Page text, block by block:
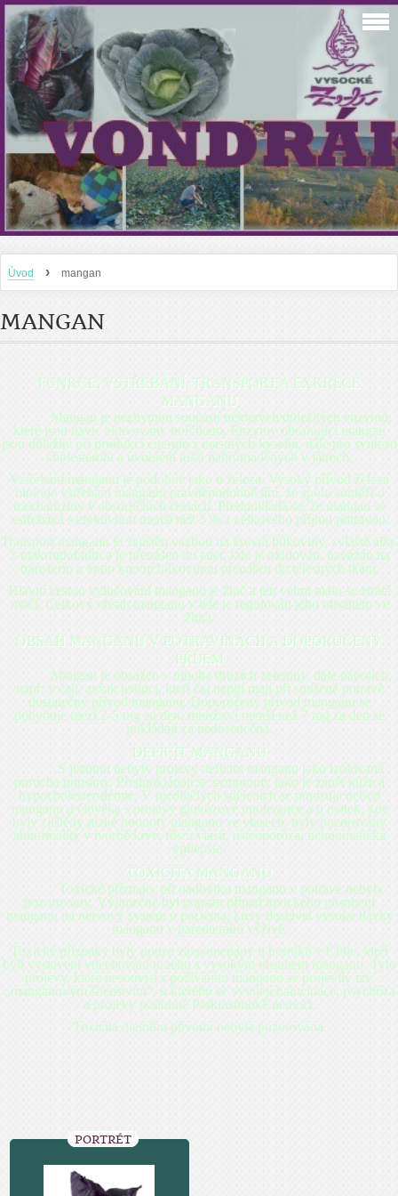
Úvod › mangan
MANGAN
FUNKCE, VSTŘEBÁNÍ, TRANSPORT A EXKRECE
MANGANU
Mangan je nezbytnou součástí některých důležitých enzymů,
které jsou navíc aktivovány hořčíkem. Enzymy obsahující mangan
jsou důležité při produkci energie z mastných kyselin, dále pro syntézu
cholesterolu a uvolnění tuků nahromaděných v játrech.
Vstřebání manganu je podobné jako u železa. Vysoký přívod železa
blokuje vstřebání manganu pravděpodobně tím, že spolu soutěží o
mechanizmy v absorpčních cestách. Předpokládá se, že mangan se
vstřebává s efektivitou menší než 5 % z celkového příjmu potravou.
Transport manganu je zajištěn vazbou na krevní bílkoviny, zvláště alfa-
2-makroglobulin a je přenášen do jater, kde je oxidován, navázán na
transferin a touto krevní bílkovinou přenášen do tělesných tkání.
Hlavní cestou vylučování manganu je žluč a jen velmi málo se ztrácí
močí. Celkový obsah manganu v těle je regulován jeho obsahem ve
žluči.
OBSAH MANGANU V POTRAVINÁCH A DOPORUČENÝ
PŘÍJEM
Mangan je obsažen v mnoha druzích zeleniny, dále nápojích,
např. v čaji, avšak jedinci, kteří čaj nepijí mají při smíšené potravě
dostatečný přívod manganu. Doporučený přívod manganu se
pohybuje mezi 2-5 mg za den, množství menší než 7 mg za den se
pokládají za nedostatečná.
DEFICIT MANGANU
S jistotou nebyly projevy deficitu manganu jako izolovaná
porucha popsány. Předpokládají se symptomy jako je zánět kůže a
hypocholesterolémie. V ojedinělých sděleních se popisuje deficit
manganu u člověka s projevy glukózové intolerance a u matek, kde
byly zjištěny nízké hodnoty manganu ve vlasech, byly pozorovány
abnormality v tvorbě krve, růstu vlasů, osteoporóza, netraumatická
epilepsie.
TOXICITA MANGANU
Toxické příznaky při nadbytku manganu v potravě nebyly
pozorovány. Výjimečně byl popsán případ toxického působení
manganu na nervový systém u pacienta, který dostával vysoké dávky
manganu v parenterální výživě.
Toxické příznaky byly pouze zaznamenány u horníků v Chile, kteří
byli vystaveni vdechování prachu s vysokým obsahem manganu. Tyto
projevy, které nesouvisí s požíváním manganu se projevily tzv.
„manganovým šílenstvím“, u kterého se vyvíjejí halucinace, psychóza
a projevy podobné Parkinsonově nemoci.
Toxicita dietního původu nebyla pozorována.
PORTRÉT